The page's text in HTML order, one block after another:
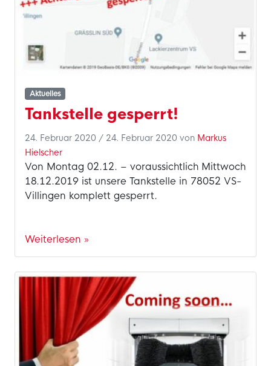
Aktuelles
Tankstelle gesperrt!
24. Februar 2020 / 24. Februar 2020 von Markus
Hielscher
Von Montag 02.12. – voraussichtlich Mittwoch
18.12.2019 ist unsere Tankstelle in 78052 VS-
Villingen komplett gesperrt.
Weiterlesen »